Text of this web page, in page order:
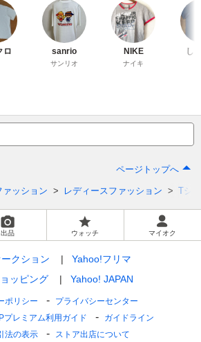
ロ sanrio
サンリオ
NIKE
ナイキ
し
ページトップへ
ァッション レディースファッション Tシ
出品 ウォッチ マイオク
クション
Yahoo!フリマ
ッピング
Yahoo! JAPAN
ポリシー
プライバシーセンター
プレミアム利用ガイド
ガイドライン
法の表示
ストア出店について